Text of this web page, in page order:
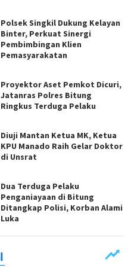
Polsek Singkil Dukung Kelayan
Binter, Perkuat Sinergi
Pembimbingan Klien
Pemasyarakatan
Proyektor Aset Pemkot Dicuri,
Jatanras Polres Bitung
Ringkus Terduga Pelaku
Diuji Mantan Ketua MK, Ketua
KPU Manado Raih Gelar Doktor
di Unsrat
Dua Terduga Pelaku
Penganiayaan di Bitung
Ditangkap Polisi, Korban Alami
Luka